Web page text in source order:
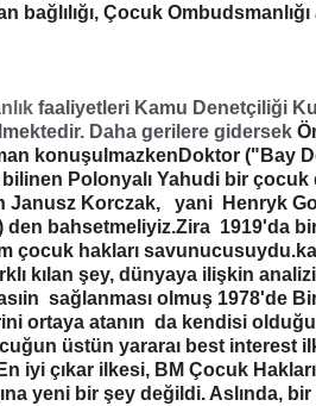
bağlılığı, Çocuk Ombudsmanlığı
nlık faaliyetleri Kamu Denetçiliği
Daha gerilere gidersek
konuşulmazkenDoktor ("Bay
Polonyalı Yahudi bir
Janusz Korczak, yani Henryk
den bahsetmeliyiz.Zira 1919'da
çocuk hakları
kılan şey, dünyaya ilişkin
sağlanması olmuş 1978'de
ortaya atanın da kendisi
üstün yararaı best interest
iyi çıkar ilkesi, BM Çocuk
yeni bir şey değildi. Aslında,